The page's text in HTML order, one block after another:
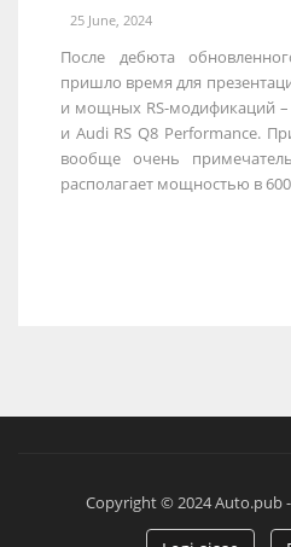
25 June, 2024
После дебюта
пришло время для
и мощных RS-модификаций –
и Audi RS Q8 Performance.
вообще очень
располагает мощностью в 600
Copyright © 2024 Auto.pub